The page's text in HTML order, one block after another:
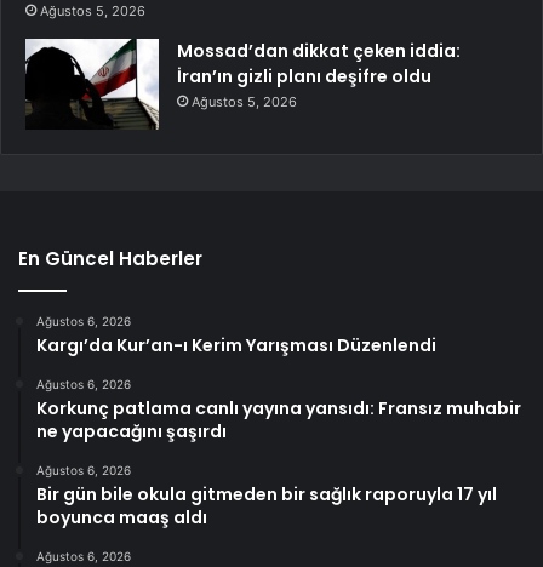
Ağustos 5, 2026
Mossad’dan dikkat çeken iddia:
İran’ın gizli planı deşifre oldu
Ağustos 5, 2026
En Güncel Haberler
Ağustos 6, 2026
Kargı’da Kur’an-ı Kerim Yarışması Düzenlendi
Ağustos 6, 2026
Korkunç patlama canlı yayına yansıdı: Fransız muhabir
ne yapacağını şaşırdı
Ağustos 6, 2026
Bir gün bile okula gitmeden bir sağlık raporuyla 17 yıl
boyunca maaş aldı
Ağustos 6, 2026